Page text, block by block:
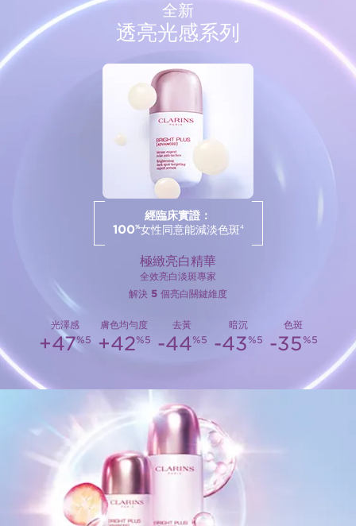
全新
透亮光感系列
經臨床實證：
100%女性同意能減淡色斑4
極緻亮白精華
全效亮白淡斑專家
解決 5 個亮白關鍵維度
光澤感
+47%5
膚色均勻度
+42%5
去黃
-44%5
暗沉
-43%5
色斑
-35%5